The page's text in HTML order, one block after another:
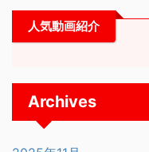
人気動画紹介
Archives